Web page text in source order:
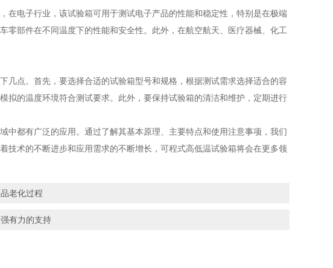
电子行业，该试验箱可用于测试电子产品的性能和稳定性，特别是在极端
零部件在不同温度下的性能和安全性。此外，在航空航天、医疗器械、化工
点。首先，要选择合适的试验箱型号和规格，根据测试需求选择适合的容
拟的温度环境符合测试要求。此外，要保持试验箱的清洁和维护，定期进行
都有广泛的应用。通过了解其基本原理、主要特点和使用注意事项，我们
技术的不断进步和应用需求的不断增长，可程式高低温试验箱将会在更多领
老化过程
有力的支持